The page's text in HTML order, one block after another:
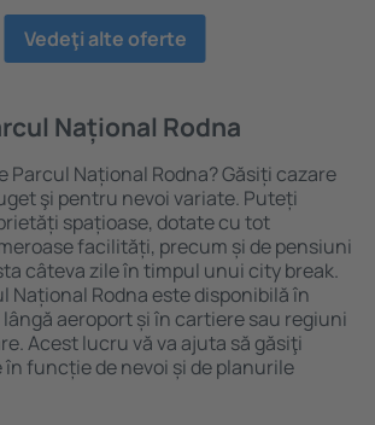
Vedeţi alte oferte
Național Rodna
Parcul Național Rodna? Găsiți cazare
şi pentru nevoi variate. Puteți
spațioase, dotate cu tot
facilități, precum și de pensiuni
câteva zile în timpul unui city break.
Național Rodna este disponibilă în
aeroport și în cartiere sau regiuni
Acest lucru vă va ajuta să găsiţi
funcție de nevoi și de planurile